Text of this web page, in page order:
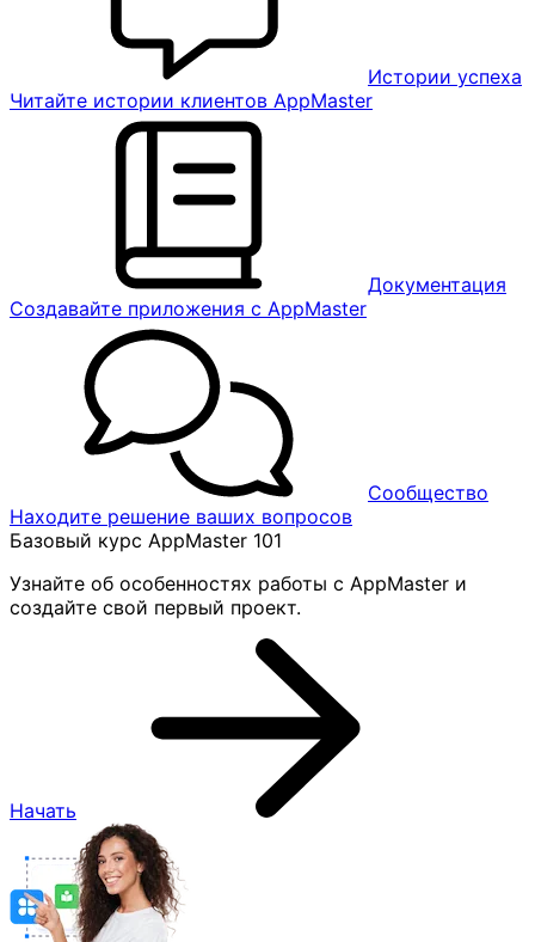
Истории успеха
Читайте истории клиентов AppMaster
Документация
Создавайте приложения с AppMaster
Сообщество
Находите решение ваших вопросов
Базовый курс AppMaster 101
Узнайте об особенностях работы с AppMaster и
создайте свой первый проект.
Начать